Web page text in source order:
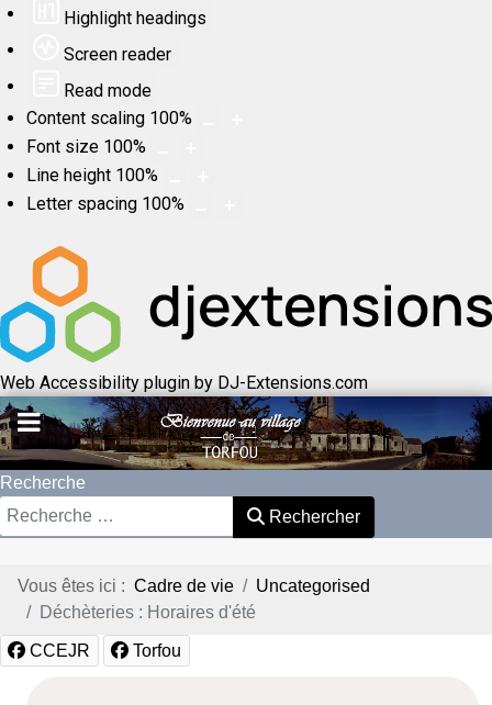
Highlight headings
Screen reader
Read mode
Content scaling 100%
Font size 100%
Line height 100%
Letter spacing 100%
Web Accessibility plugin by DJ-Extensions.com
Recherche
Rechercher
Vous êtes ici : Cadre de vie
Uncategorised
Déchèteries : Horaires d'été
CCEJR Torfou